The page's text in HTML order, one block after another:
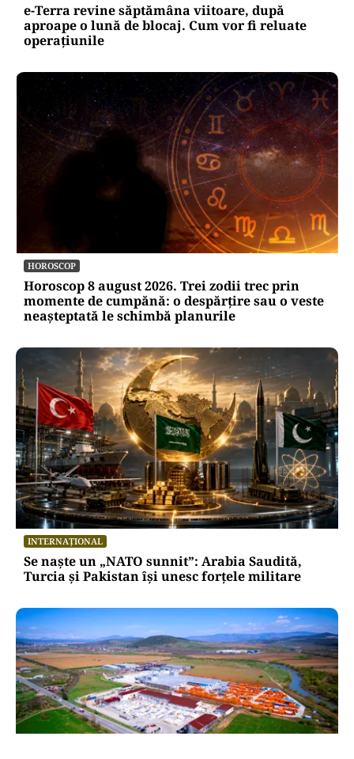
e-Terra revine săptămâna viitoare, după
aproape o lună de blocaj. Cum vor fi reluate
operațiunile
HOROSCOP
Horoscop 8 august 2026. Trei zodii trec prin
momente de cumpănă: o despărțire sau o veste
neașteptată le schimbă planurile
INTERNAȚIONAL
Se naște un „NATO sunnit”: Arabia Saudită,
Turcia și Pakistan își unesc forțele militare